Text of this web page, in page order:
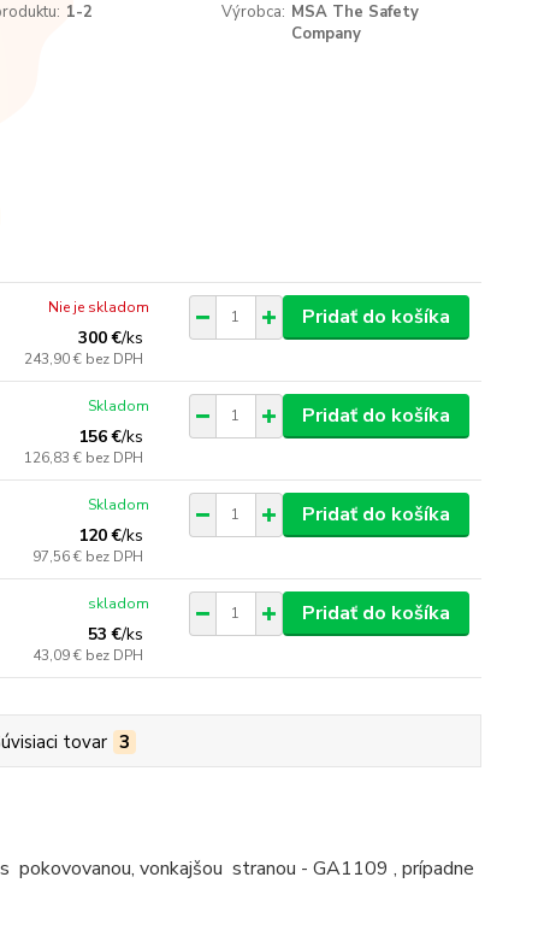
1-2 Výrobca: MSA The Safety
Company
300 €/ks
243,90 € bez DPH
Nie je skladom Pridať do košíka
156 €/ks
126,83 € bez DPH
Skladom Pridať do košíka
120 €/ks
97,56 € bez DPH
Skladom Pridať do košíka
53 €/ks
43,09 € bez DPH
skladom Pridať do košíka
tovar 3
pokovovanou, vonkajšou stranou - GA1109 , prípadne